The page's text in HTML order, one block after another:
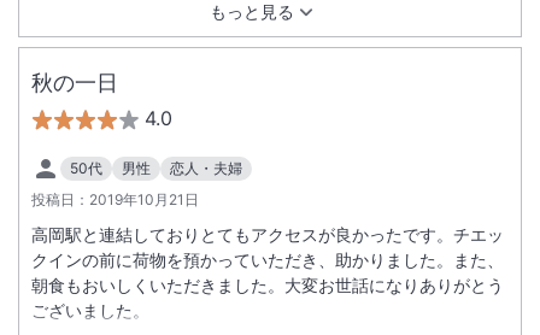
もっと見る
秋の一日
4.0
50代 男性
恋人・夫婦
投稿日： 2019年10月21日
高岡駅と連結しておりとてもアクセスが良かったです。チエッ
クインの前に荷物を預かっていただき、助かりました。また、
朝食もおいしくいただきました。大変お世話になりありがとう
ございました。